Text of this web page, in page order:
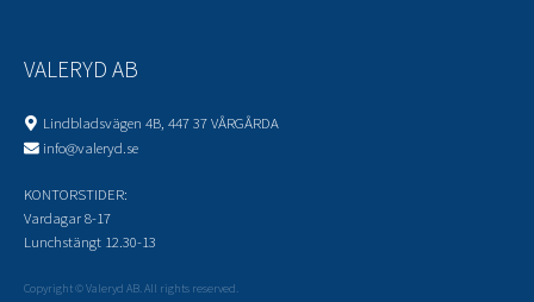
VALERYD AB
Lindbladsvägen 4B, 447 37 VÅRGÅRDA
info@valeryd.se
KONTORSTIDER:
Vardagar 8-17
Lunchstängt 12.30-13
Copyright © Valeryd AB. All rights reserved.